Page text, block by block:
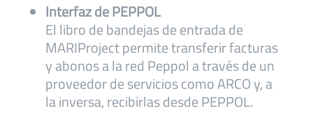
Interfaz de PEPPOL
El libro de bandejas de entrada de
MARIProject permite transferir facturas
y abonos a la red Peppol a través de un
proveedor de servicios como ARCO y, a
la inversa, recibirlas desde PEPPOL.